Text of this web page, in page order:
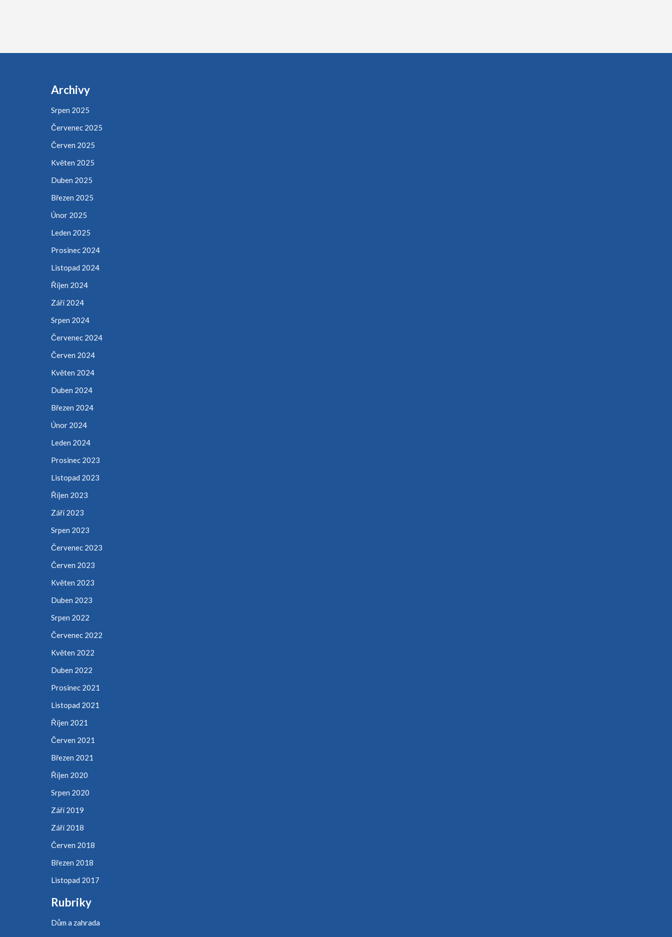
Archivy
Srpen 2025
Červenec 2025
Červen 2025
Květen 2025
Duben 2025
Březen 2025
Únor 2025
Leden 2025
Prosinec 2024
Listopad 2024
Říjen 2024
Září 2024
Srpen 2024
Červenec 2024
Červen 2024
Květen 2024
Duben 2024
Březen 2024
Únor 2024
Leden 2024
Prosinec 2023
Listopad 2023
Říjen 2023
Září 2023
Srpen 2023
Červenec 2023
Červen 2023
Květen 2023
Duben 2023
Srpen 2022
Červenec 2022
Květen 2022
Duben 2022
Prosinec 2021
Listopad 2021
Říjen 2021
Červen 2021
Březen 2021
Říjen 2020
Srpen 2020
Září 2019
Září 2018
Červen 2018
Březen 2018
Listopad 2017
Rubriky
Dům a zahrada